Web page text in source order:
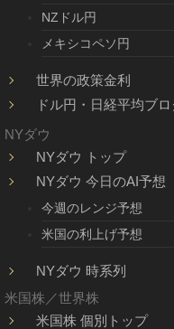
NZドル円
メキシコペソ円
世界の政策金利
ドル円・日経平均ブ
NYダウ
NYダウ トップ
NYダウ 今日のAI予想
今週のレンジ予想
米国の利上げ予想
NYダウ 時系列
米国株／世界株
米国株 個別トップ